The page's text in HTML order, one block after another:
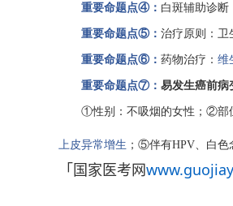
重要命题点④： 白斑辅助诊断
重要命题点⑤： 治疗原则： 卫
重要命题点⑥： 药物治疗： 维
重要命题点⑦： 易发生癌前病
①性别 ： 不吸烟的女性 ； ②部
上皮异常增生 ； ⑤伴有HPV 白色
「国家医考网